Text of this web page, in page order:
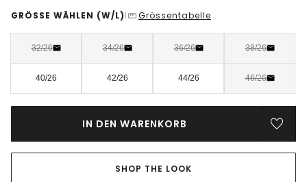
GRÖSSE WÄHLEN (W/L) | Grössentabelle
32/26 34/26 36/26 38/26
40/26 42/26 44/26 46/26
IN DEN WARENKORB
SHOP THE LOOK